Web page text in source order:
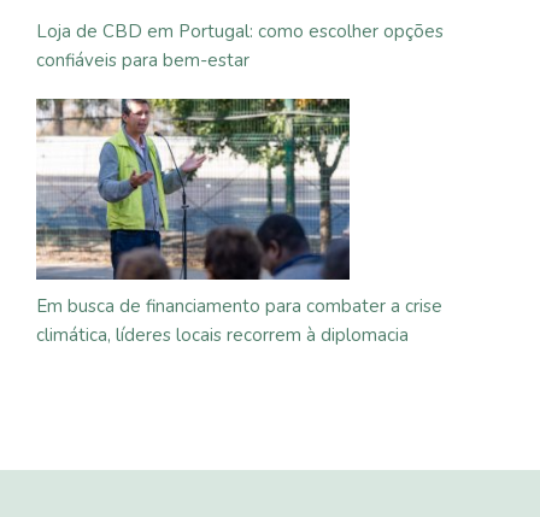
Loja de CBD em Portugal: como escolher opções
confiáveis para bem-estar
Em busca de financiamento para combater a crise
climática, líderes locais recorrem à diplomacia